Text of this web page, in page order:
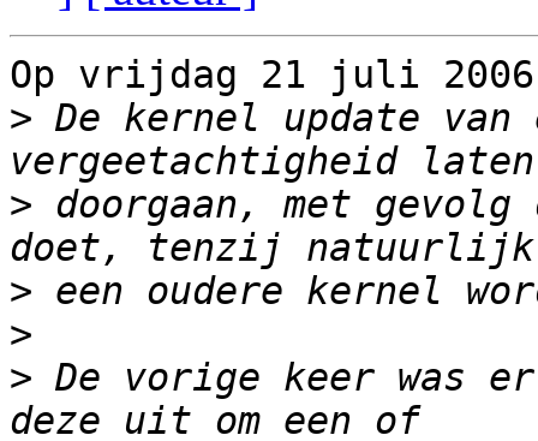
Op vrijdag 21 juli
> De kernel update van
> doorgaan, met gevolg
>
>
> De vorige keer